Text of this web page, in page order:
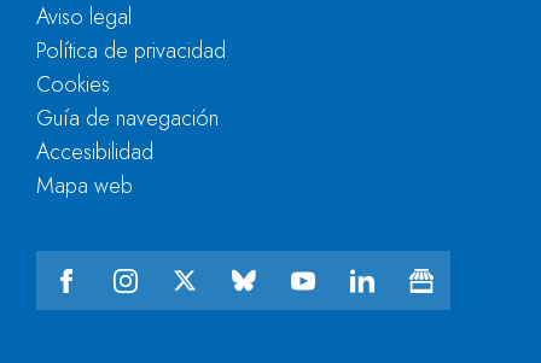
Aviso legal
Política de privacidad
Cookies
Guía de navegación
Accesibilidad
Mapa web